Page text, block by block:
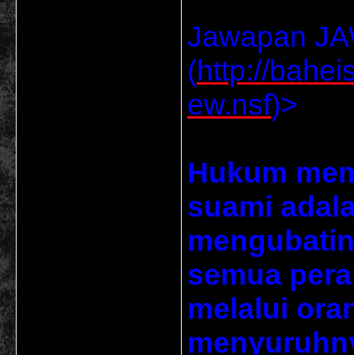
Jawapan
(http://
ew.nsf)>
Hukum
suami
semua
melalui